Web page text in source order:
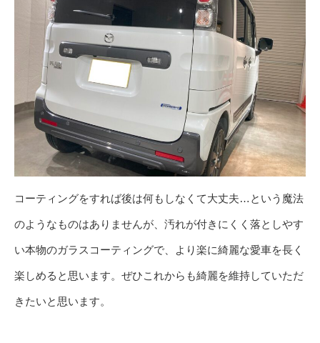
コーティングをすれば後は何もしなくて大丈夫…という魔法
のようなものはありませんが、汚れが付きにくく落としやす
い本物のガラスコーティングで、より楽に綺麗な愛車を長く
楽しめると思います。ぜひこれからも綺麗を維持していただ
きたいと思います。